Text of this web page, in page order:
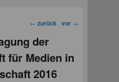
Beitragsnavigation
← zurück vor →
der
für Medien in
2016